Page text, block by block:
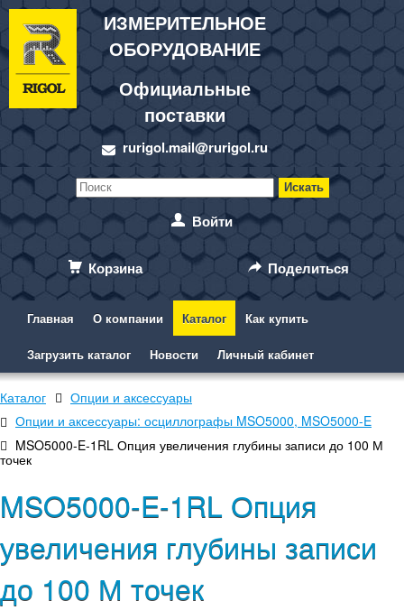
ИЗМЕРИТЕЛЬНОЕ
ОБОРУДОВАНИЕ
Официальные
поставки
rurigol.mail@rurigol.ru
Войти
Корзина Поделиться
Главная О компании Каталог Как купить
Загрузить каталог Новости Личный кабинет
Каталог
Опции и аксессуары
Опции и аксессуары: осциллографы MSO5000, MSO5000-E
MSO5000-E-1RL Опция увеличения глубины записи до 100 М
точек
MSO5000-E-1RL Опция
увеличения глубины записи
до 100 М точек